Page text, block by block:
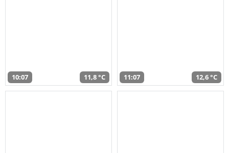
10:07 11,8 °C 11:07 12,6 °C